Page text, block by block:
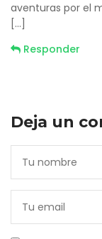
aventuras por el
[…]
Responder
Deja un